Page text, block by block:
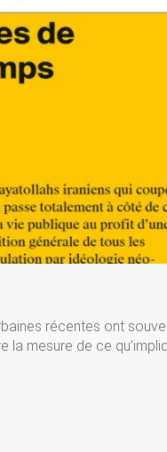
récentes ont
la mesure de ce